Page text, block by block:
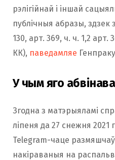
рэлігійнай і іншай
публічныя абразы, здзек
130, арт. 369, ч. ч. 1,2 арт.
КК), паведамляе
У чым яго
Згодна з матэрыяламі
ліпеня да 27 снежня 2021
Telegram-чаце
накіраваныя на